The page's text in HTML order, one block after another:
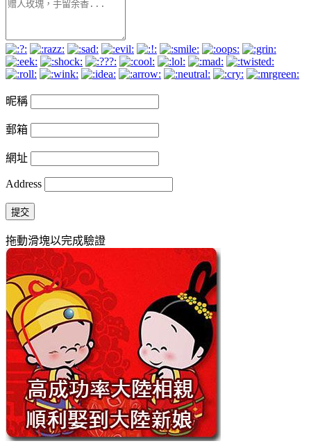
昵稱
郵箱
網址
Address
提交
拖動滑塊以完成驗證